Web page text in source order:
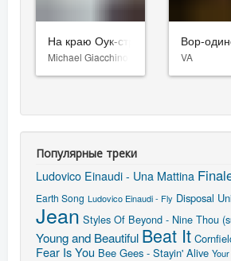
На краю Оук-стрит
Michael Giacchino
Вор-
VA
Популярные треки
Ludovico Einaudi - Una Mattina
Earth Song Ludovico Einaudi - Fly Disposal
Jean Styles Of Beyond - Nine Thou
Young and Beautiful Beat It
Fear Is You Bee Gees - Stayin' Alive